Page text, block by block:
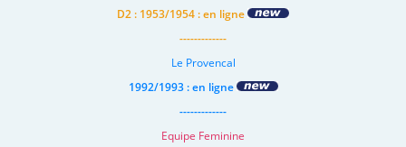
D2 : 1953/1954 : en ligne
-------------
Le Provencal
1992/1993 : en ligne
-------------
Equipe Feminine